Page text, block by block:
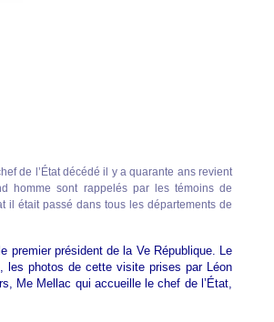
de l’État décédé il y a quarante ans revient
homme sont rappelés par les témoins de
il était passé dans tous les départements de
premier président de la Ve République. Le
les photos de cette visite prises par Léon
Me Mellac qui accueille le chef de l’État,